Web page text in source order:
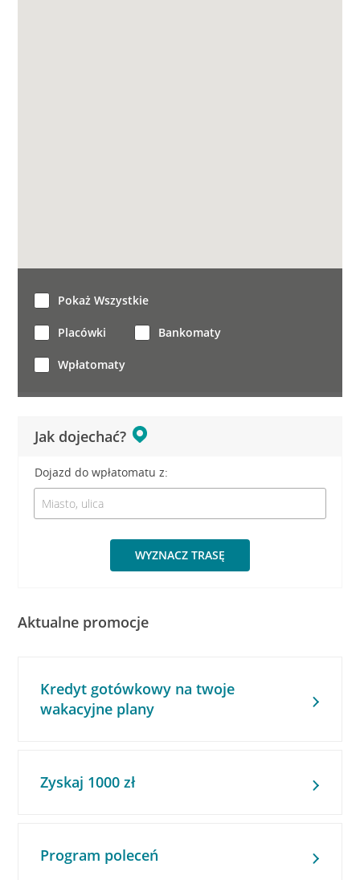
Jak dojechać?
Dojazd do wpłatomatu z:
WYZNACZ TRASĘ
Pokaż Wszystkie
Placówki Bankomaty
Wpłatomaty
Aktualne promocje
Kredyt gotówkowy na twoje
wakacyjne plany
Zyskaj 1000 zł
Program poleceń